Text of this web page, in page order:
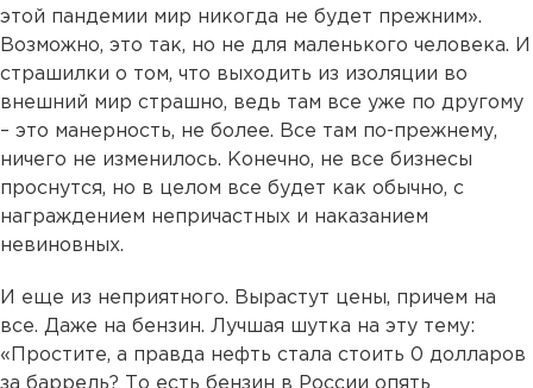
этой пандемии мир никогда не будет прежним».
Возможно, это так, но не для маленького человека. И
страшилки о том, что выходить из изоляции во
внешний мир страшно, ведь там все уже по другому
– это манерность, не более. Все там по-прежнему,
ничего не изменилось. Конечно, не все бизнесы
проснутся, но в целом все будет как обычно, с
награждением непричастных и наказанием
невиновных.
И еще из неприятного. Вырастут цены, причем на
все. Даже на бензин. Лучшая шутка на эту тему:
«Простите, а правда нефть стала стоить 0 долларов
за баррель? То есть бензин в России опять